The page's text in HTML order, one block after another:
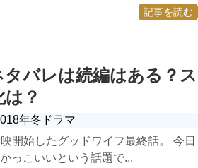
記事を読む
バレは続編はある？ス
？
年冬ドラマ
開始したグッドワイフ最終話。 今日
っこいいという話題で...